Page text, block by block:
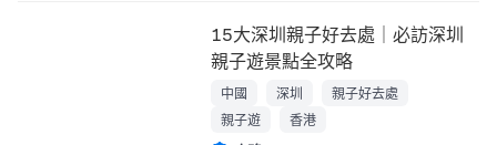
15大深圳親子好去處｜必訪深圳
親子遊景點全攻略
中國 深圳
親子好去處
親子遊
香港